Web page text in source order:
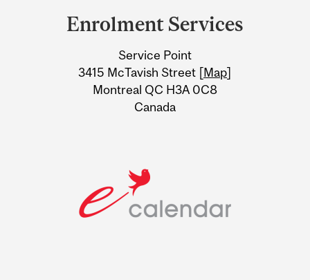
Information
Enrolment Services
Service Point
3415 McTavish Street [Map]
Montreal QC H3A 0C8
Canada